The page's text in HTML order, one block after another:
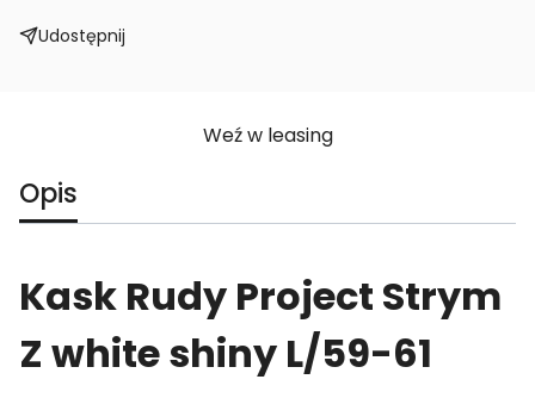
Udostępnij
Weź w leasing
Opis
Kask Rudy Project Strym
Z white shiny L/59-61